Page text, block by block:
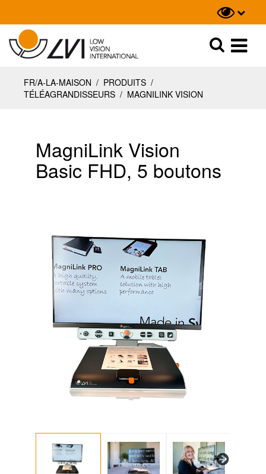
Recherche
FR/A-LA-MAISON / PRODUITS /
TÉLÉAGRANDISSEURS / MAGNILINK VISION
MagniLink Vision
Basic FHD, 5 boutons
Next